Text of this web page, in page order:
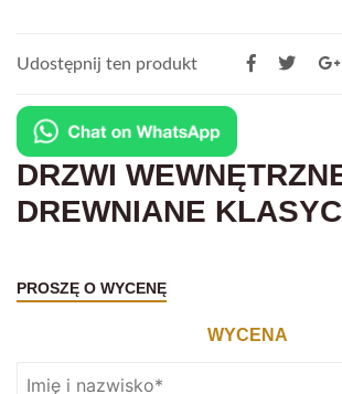
Udostępnij ten produkt
DRZWI
DREWNIANE
PROSZĘ O WYCENĘ
WYCENA